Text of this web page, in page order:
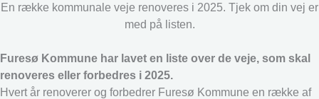
En række kommunale veje renoveres i 2025. Tjek om din vej er
med på listen.
Furesø Kommune har lavet en liste over de veje, som skal
renoveres eller forbedres i 2025.
Hvert år renoverer og forbedrer Furesø Kommune en række af